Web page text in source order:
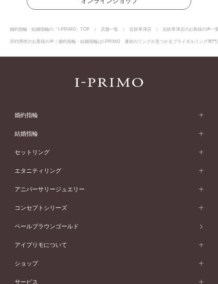
婚約指輪・結婚指輪の「I-PRIMO」TOP 店舗一覧 近鉄草津店 近鉄草津店のお客様の声一
20代男性のお客様の声｜婚約指輪・結婚指輪はI-PRIMO 運命のリングが見つかるブライダルリング専
婚約指輪
婚約指輪 (エンゲージリング)
婚約指輪一覧
ピンクゴールド
ペールブラウンゴールド
ウェーブライン
V字ライン
ワンサイドメレ
ダブルサイドメレ
シンプル
フェミニン
モード
50万円台～
40万円台～
30万円台～
婚約指輪 人気ランキング
結婚指輪
結婚指輪 (マリッジリング)
結婚指輪一覧
ピンクゴールド
ペールブラウンゴールド
ウェーブライン
V字ライン
ワンメレ
セベラルメレ
シンプル
フェミニン
モード
50万円～
40万円～50万円
セットリング
セットリング
セットリング一覧
ピンクゴールド
ペールブラウンゴールド
エタニティリング
エタニティリング
エタニティリング一覧
ピンクゴールド
ペールブラウンゴールド
アニバーサリージュエリー
アニバーサリージュエリー
アニバーサリージュエリー一覧
ファッションリング
ブレスレット
コンセプトシリーズ
コンセプトシリーズ
オリジンビリーフ
ペールブラウンゴールド
アイプリモについて
アイプリモについて
パーソナルハンド診断
ショップ
店舗一覧
サービス